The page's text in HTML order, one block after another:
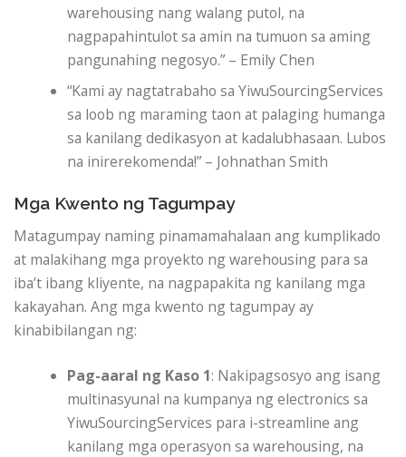
warehousing nang walang putol, na
nagpapahintulot sa amin na tumuon sa aming
pangunahing negosyo.” – Emily Chen
“Kami ay nagtatrabaho sa YiwuSourcingServices
sa loob ng maraming taon at palaging humanga
sa kanilang dedikasyon at kadalubhasaan. Lubos
na inirerekomenda!” – Johnathan Smith
Mga Kwento ng Tagumpay
Matagumpay naming pinamamahalaan ang kumplikado
at malakihang mga proyekto ng warehousing para sa
iba’t ibang kliyente, na nagpapakita ng kanilang mga
kakayahan. Ang mga kwento ng tagumpay ay
kinabibilangan ng:
Pag-aaral ng Kaso 1: Nakipagsosyo ang isang
multinasyunal na kumpanya ng electronics sa
YiwuSourcingServices para i-streamline ang
kanilang mga operasyon sa warehousing, na